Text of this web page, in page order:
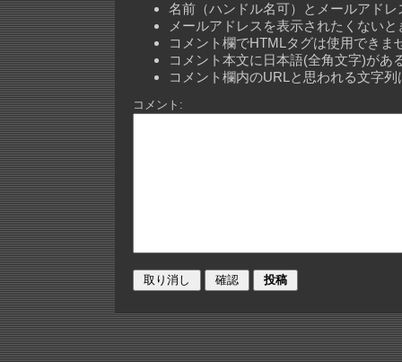
名前（ハンドル名可）とメールアド
メールアドレスを表示されたくない
コメント欄でHTMLタグは使用できま
コメント本文に日本語(全角文字)があ
コメント欄内のURLと思われる文字
コメント: